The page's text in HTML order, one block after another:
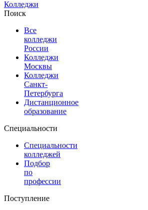
Колледжи
Поиск
Все
колледжи
России
Колледжи
Москвы
Колледжи
Санкт-
Петербурга
Дистанционное
образование
Специальности
Специальности
колледжей
Подбор
по
профессии
Поступление